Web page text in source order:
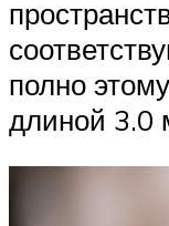
полно
длиной 3.0